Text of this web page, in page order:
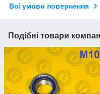
Всі умови повернення
Подібні товари